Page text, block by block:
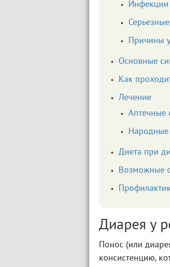
Инфекции
Причины
Основные
Как
Лечение
Аптечные
Диета при
Возможные
Диарея у
Понос (или
консистенцию,